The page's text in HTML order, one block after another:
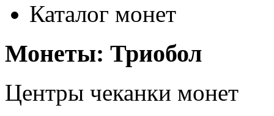
Каталог монет
Монеты: Триобол
Центры чеканки монет